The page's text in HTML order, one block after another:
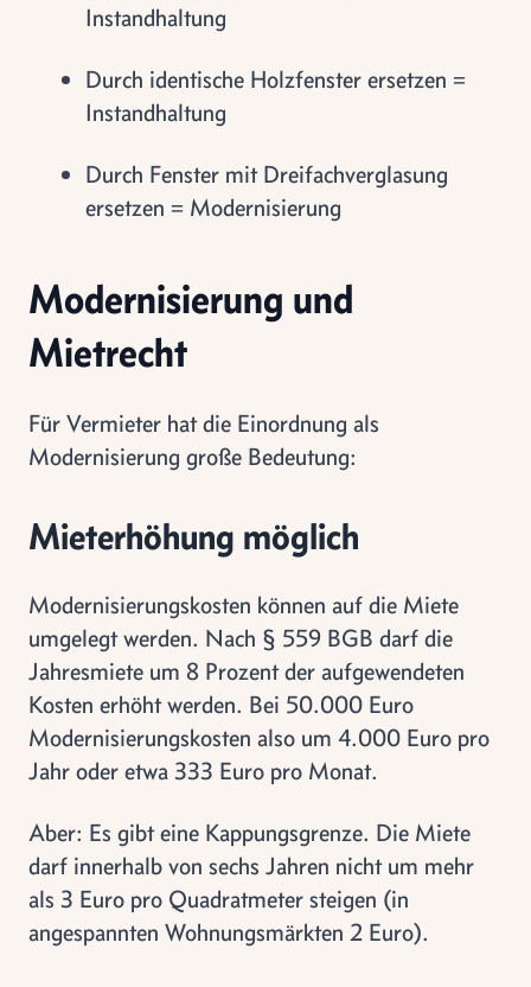
Instandhaltung
Durch identische Holzfenster ersetzen =
Instandhaltung
Durch Fenster mit Dreifachverglasung
ersetzen = Modernisierung
Modernisierung und
Mietrecht
Für Vermieter hat die Einordnung als
Modernisierung große Bedeutung:
Mieterhöhung möglich
Modernisierungskosten können auf die Miete
umgelegt werden. Nach § 559 BGB darf die
Jahresmiete um 8 Prozent der aufgewendeten
Kosten erhöht werden. Bei 50.000 Euro
Modernisierungskosten also um 4.000 Euro pro
Jahr oder etwa 333 Euro pro Monat.
Aber: Es gibt eine Kappungsgrenze. Die Miete
darf innerhalb von sechs Jahren nicht um mehr
als 3 Euro pro Quadratmeter steigen (in
angespannten Wohnungsmärkten 2 Euro).